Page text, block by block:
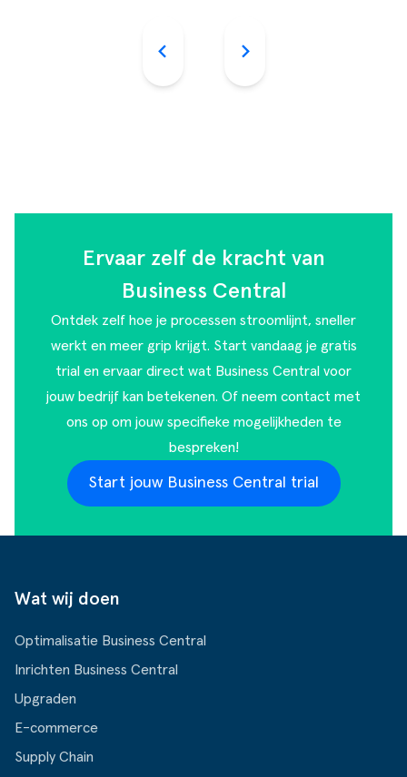
Ervaar zelf de kracht van
Business Central
Ontdek zelf hoe je processen stroomlijnt, sneller
werkt en meer grip krijgt. Start vandaag je gratis
trial en ervaar direct wat Business Central voor
jouw bedrijf kan betekenen. Of neem contact met
ons op om jouw specifieke mogelijkheden te
bespreken!
Start jouw Business Central trial
Wat wij doen
Optimalisatie Business Central
Inrichten Business Central
Upgraden
E-commerce
Supply Chain